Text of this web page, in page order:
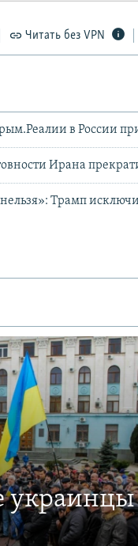
Читать без VPN
в России
Ирана
Трамп
украинцы